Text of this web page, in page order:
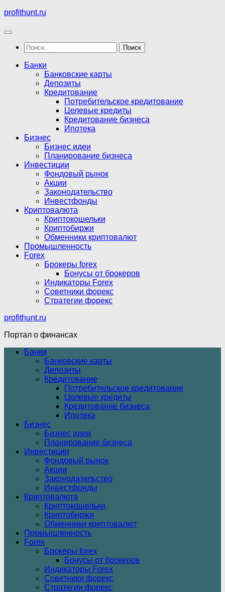
Перейти
содержимому
profithunt.ru
Найти:
Банки
Банковские карты
Депозиты
Кредитование
Потребительское кредитование
Целевые кредиты
Кредитование бизнеса
Ипотека
Бизнес
Бизнес идеи
Планирование бизнеса
Инвестиции
Фондовый рынок
Акции
Законодательство
Инвестфонды
Криптовалюта
Криптокошельки
Криптобиржи
Обменники криптовалют
Промышленность
Forex
Брокеры forex
Бонусы от брокеров
Индикаторы Forex
Советники форекс
Стратегии форекс
profithunt.ru
Портал о финансах
Банки
Банковские карты
Депозиты
Кредитование
Потребительское кредитование
Целевые кредиты
Кредитование бизнеса
Ипотека
Бизнес
Бизнес идеи
Планирование бизнеса
Инвестиции
Фондовый рынок
Акции
Законодательство
Инвестфонды
Криптовалюта
Криптокошельки
Криптобиржи
Обменники криптовалют
Промышленность
Forex
Брокеры forex
Бонусы от брокеров
Индикаторы Forex
Советники форекс
Стратегии форекс